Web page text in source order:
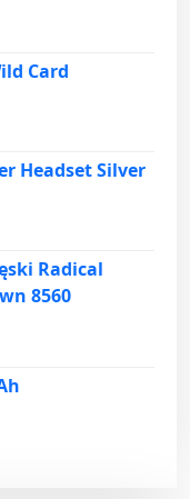
Card
Headset Silver
Radical
8560